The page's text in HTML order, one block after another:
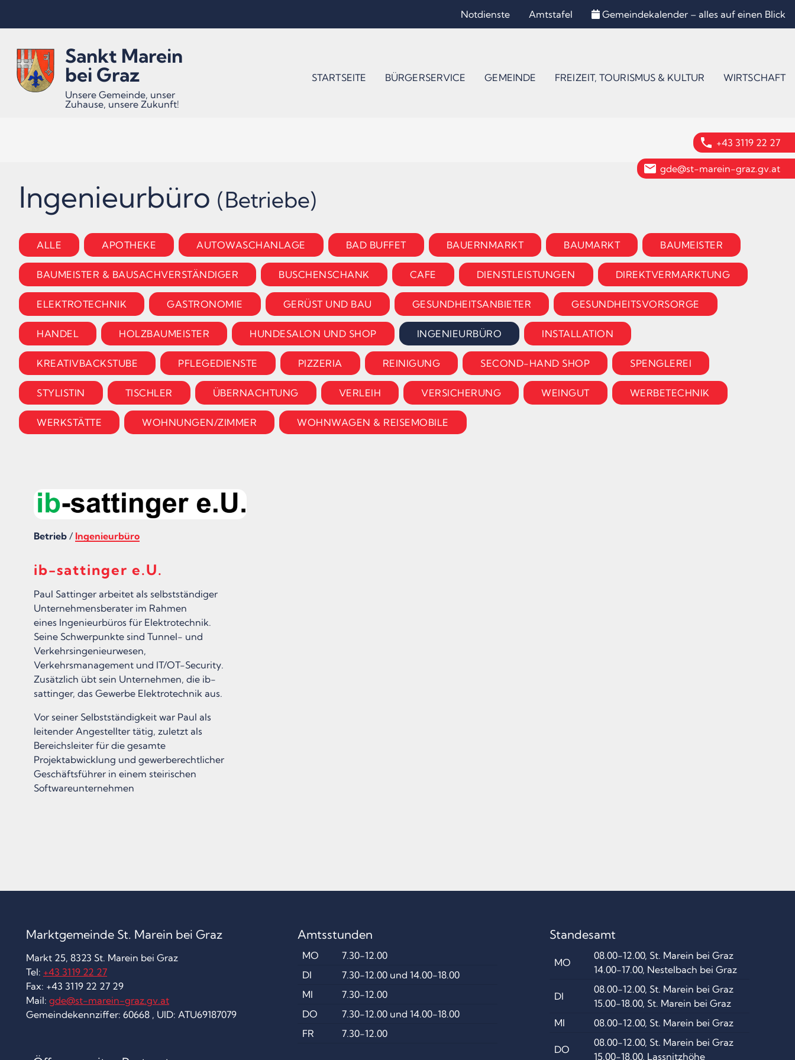
Inhalt
Accesskey
Hauptmenü
Accesskey
Quicklinks
Accesskey
Notdienste Amtstafel Gemeindekalender – alles auf einen Blick
Sankt Marein
bei Graz
Unsere Gemeinde, unser
Zuhause, unsere Zukunft!
STARTSEITE BÜRGERSERVICE GEMEINDE FREIZEIT, TOURISMUS & KULTUR WIRTSCHAFT
phone +43 3119 22 27
email gde@st-marein-graz.gv.at
Ingenieurbüro (Betriebe)
ALLE APOTHEKE AUTOWASCHANLAGE BAD BUFFET BAUERNMARKT BAUMARKT BAUMEISTER
BAUMEISTER & BAUSACHVERSTÄNDIGER BUSCHENSCHANK CAFE DIENSTLEISTUNGEN DIREKTVERMARKTUNG
ELEKTROTECHNIK GASTRONOMIE GERÜST UND BAU GESUNDHEITSANBIETER GESUNDHEITSVORSORGE
HANDEL HOLZBAUMEISTER HUNDESALON UND SHOP INGENIEURBÜRO INSTALLATION
KREATIVBACKSTUBE PFLEGEDIENSTE PIZZERIA REINIGUNG SECOND-HAND SHOP SPENGLEREI
STYLISTIN TISCHLER ÜBERNACHTUNG VERLEIH VERSICHERUNG WEINGUT WERBETECHNIK
WERKSTÄTTE WOHNUNGEN/ZIMMER WOHNWAGEN & REISEMOBILE
Betrieb / Ingenieurbüro
ib-sattinger e.U.
Paul Sattinger arbeitet als selbstständiger
Unternehmensberater im Rahmen
eines Ingenieurbüros für Elektrotechnik.
Seine Schwerpunkte sind Tunnel- und
Verkehrsingenieurwesen,
Verkehrsmanagement und IT/OT-Security.
Zusätzlich übt sein Unternehmen, die ib-
sattinger, das Gewerbe Elektrotechnik aus.
Vor seiner Selbstständigkeit war Paul als
leitender Angestellter tätig, zuletzt als
Bereichsleiter für die gesamte
Projektabwicklung und gewerberechtlicher
Geschäftsführer in einem steirischen
Softwareunternehmen
Marktgemeinde St. Marein bei Graz
Markt 25, 8323 St. Marein bei Graz
Tel: +43 3119 22 27
Fax: +43 3119 22 27 29
Mail: gde@st-marein-graz.gv.at
Gemeindekennziffer: 60668 , UID: ATU69187079
Amtsstunden
MO
7.30-12.00
DI
7.30-12.00 und 14.00-18.00
MI
7.30-12.00
DO
7.30-12.00 und 14.00-18.00
FR
7.30-12.00
Standesamt
MO
08.00-12.00, St. Marein bei Graz
14.00-17.00, Nestelbach bei Graz
DI
08.00-12.00, St. Marein bei Graz
15.00-18.00, St. Marein bei Graz
MI
08.00-12.00, St. Marein bei Graz
DO
08.00-12.00, St. Marein bei Graz
15.00-18.00, Lassnitzhöhe